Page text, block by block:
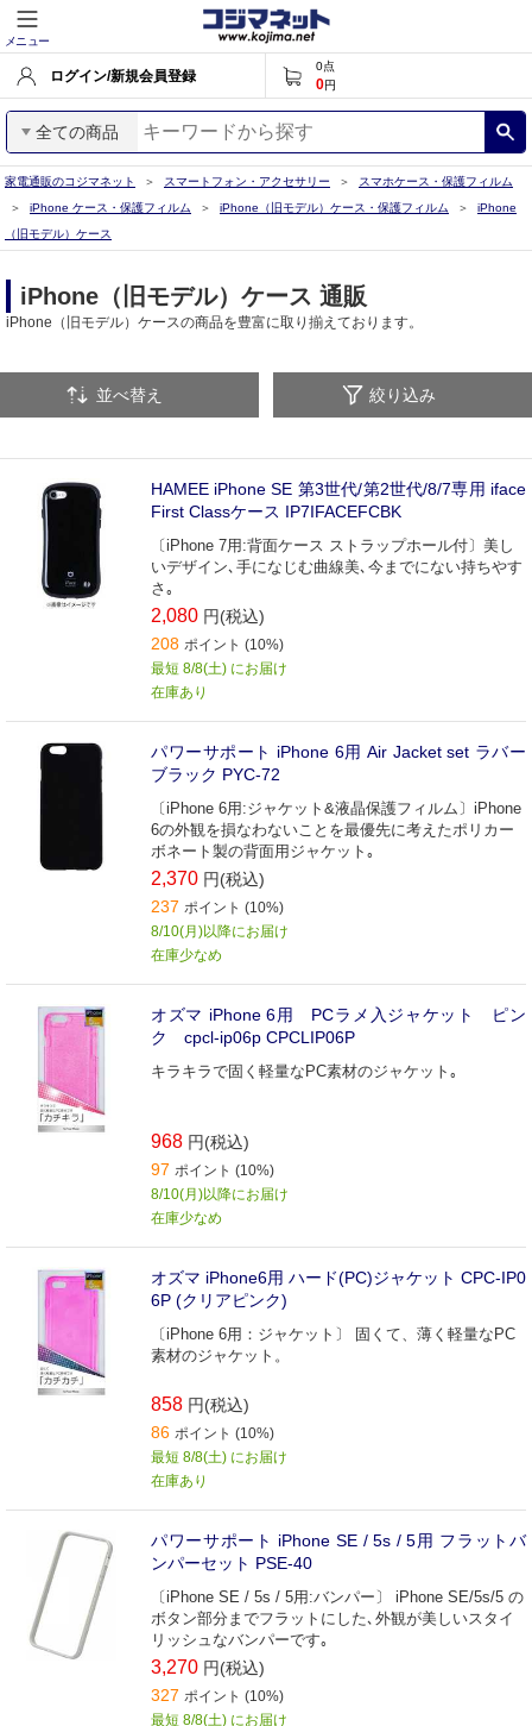
メニュー
ログイン/新規会員登録
0点
0円
全ての商品
家電通販のコジマネット スマートフォン・アクセサリー
スマホケース・保護フィルム
iPhone ケース・保護フィルム
iPhone（旧モデル）ケース・保護フィルム
iPhone
（旧モデル）ケース
iPhone（旧モデル）ケース 通販
iPhone（旧モデル）ケースの商品を豊富に取り揃えております。
並べ替え 絞り込み
HAMEE iPhone SE 第3世代/第2世代/8/7専用 iface
First Classケース IP7IFACEFCBK
〔iPhone 7用:背面ケース ストラップホール付〕美し
いデザイン､手になじむ曲線美､今までにない持ちやす
さ｡
2,080 円(税込)
208 ポイント (10%)
最短 8/8(土) にお届け
在庫あり
パワーサポート iPhone 6用 Air Jacket set ラバー
ブラック PYC‐72
〔iPhone 6用:ジャケット&液晶保護フィルム〕iPhone
6の外観を損なわないことを最優先に考えたポリカー
ボネート製の背面用ジャケット｡
2,370 円(税込)
237 ポイント (10%)
8/10(月)以降にお届け
在庫少なめ
オズマ iPhone 6用 PCラメ入ジャケット ピン
ク cpcl-ip06p CPCLIP06P
キラキラで固く軽量なPC素材のジャケット｡
968 円(税込)
97 ポイント (10%)
8/10(月)以降にお届け
在庫少なめ
オズマ iPhone6用 ハード(PC)ジャケット CPC‐IP0
6P (クリアピンク)
〔iPhone 6用：ジャケット〕 固くて、薄く軽量なPC
素材のジャケット。
858 円(税込)
86 ポイント (10%)
最短 8/8(土) にお届け
在庫あり
パワーサポート iPhone SE / 5s / 5用 フラットバ
ンパーセット PSE-40
〔iPhone SE / 5s / 5用:バンパー〕 iPhone SE/5s/5 の
ボタン部分までフラットにした､外観が美しいスタイ
リッシュなバンパーです｡
3,270 円(税込)
327 ポイント (10%)
最短 8/8(土) にお届け